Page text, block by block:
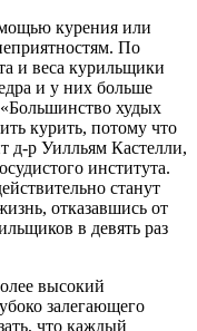
курения или
По
и веса курильщики
и у них больше
худых
курить, потому что
д-р Уилльям Кастелли,
института.
станут
отказавшись от
в девять раз
высокий
залегающего
что каждый